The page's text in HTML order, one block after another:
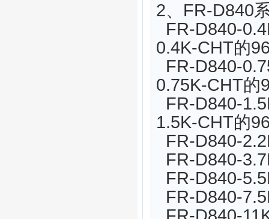
2、FR-D840
FR-D840-
0.4K-CHT的
FR-D840-
0.75K-CHT
FR-D840-
1.5K-CHT的
FR-D840-
FR-D840-
FR-D840-
FR-D840-